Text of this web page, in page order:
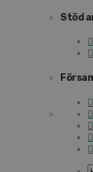
Stöd